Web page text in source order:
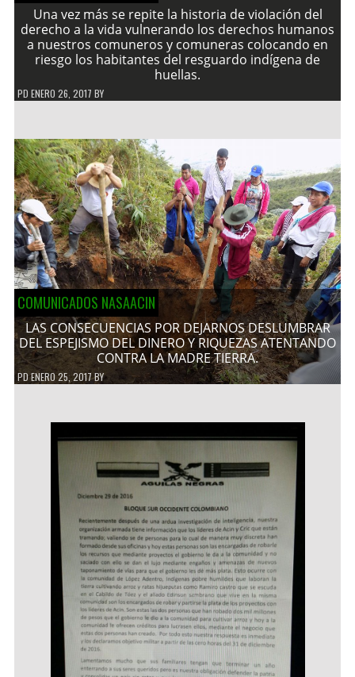
Una vez más se repite la historia de violación del
derecho a la vida vulnerando los derechos humanos
a nuestros comuneros y comuneras colocando en
riesgo los habitantes del resguardo indígena de
huellas.
PD ENERO 26, 2017 BY
COMUNICADOS NASAACIN
LAS CONSECUENCIAS POR DEJARNOS DESLUMBRAR
DEL ESPEJISMO DEL DINERO Y RIQUEZAS ATENTANDO
CONTRA LA MADRE TIERRA.
PDENERO 25, 2017BY